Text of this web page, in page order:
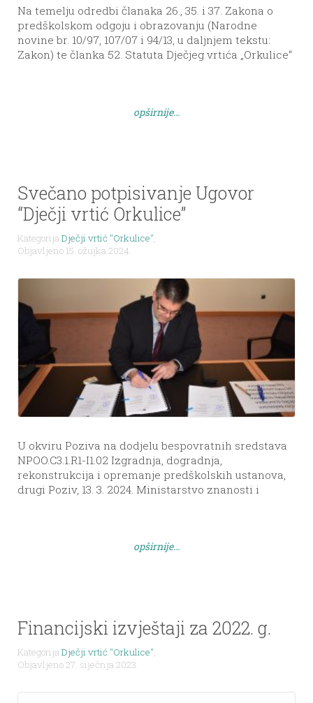
Na temelju odredbi članaka 26., 35. i 37. Zakona o
predškolskom odgoju i obrazovanju (Narodne
novine br. 10/97, 107/07 i 94/13, u daljnjem tekstu:
Zakon) te članka 52. Statuta Dječjeg vrtića „Orkulice“
opširnije...
Svečano potpisivanje Ugovor
“Dječji vrtić Orkulice”
KategorijaDječji vrtić "Orkulice",
Objavljeno 15. ožujka 2024.
U okviru Poziva na dodjelu bespovratnih sredstava
NPOO.C3.1.R1-I1.02 Izgradnja, dogradnja,
rekonstrukcija i opremanje predškolskih ustanova,
drugi Poziv, 13. 3. 2024. Ministarstvo znanosti i
vrijednost Projekta iznosi 324.906,00 €.
opširnije...
Financijski izvještaji za 2022. g.
KategorijaDječji vrtić "Orkulice",
Objavljeno 27. siječnja 2023.